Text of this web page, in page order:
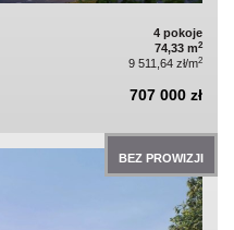
4 pokoje
74,33 m2
9 511,64 zł/m2
707 000 zł
BEZ PROWIZJI